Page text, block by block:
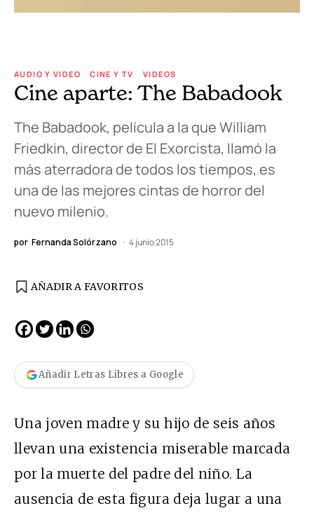
AUDIO Y VIDEO CINE Y TV VIDEOS
Cine aparte: The Babadook
The Babadook, película a la que William
Friedkin, director de El Exorcista, llamó la
más aterradora de todos los tiempos, es
una de las mejores cintas de horror del
nuevo milenio.
por Fernanda Solórzano 4 junio 2015
AÑADIR A FAVORITOS
Añadir Letras Libres a Google
Una joven madre y su hijo de seis años
llevan una existencia miserable marcada
por la muerte del padre del niño. La
ausencia de esta figura deja lugar a una